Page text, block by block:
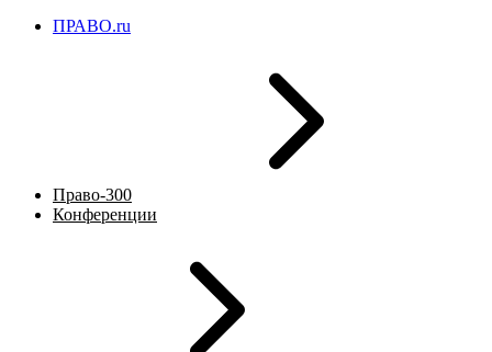
ПРАВО.ru
Право-300
Конференции